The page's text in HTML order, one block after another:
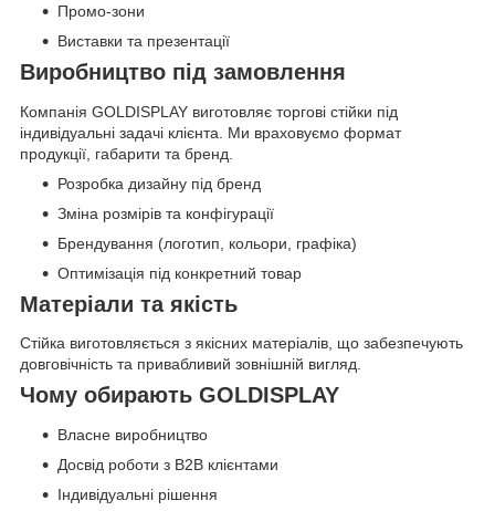
Промо-зони
Виставки та презентації
Виробництво під замовлення
Компанія GOLDISPLAY виготовляє торгові стійки під
індивідуальні задачі клієнта. Ми враховуємо формат
продукції, габарити та бренд.
Розробка дизайну під бренд
Зміна розмірів та конфігурації
Брендування (логотип, кольори, графіка)
Оптимізація під конкретний товар
Матеріали та якість
Стійка виготовляється з якісних матеріалів, що забезпечують
довговічність та привабливий зовнішній вигляд.
Чому обирають GOLDISPLAY
Власне виробництво
Досвід роботи з B2B клієнтами
Індивідуальні рішення